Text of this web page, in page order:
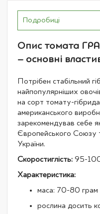
Подробиці
Опис томата
– основні
Потрібен стабільний
найпопулярніших
на сорт томату-гібрида
американського
зарекомендував себе
Європейського Союзу
України.
Скоростиглість: 95-100
Характеристика:
маса: 70-80 грам
рослина досить